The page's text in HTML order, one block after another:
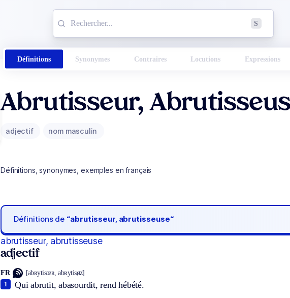
S
Définitions Synonymes Contraires Locutions Expressions
Abrutisseur,
adjectif nom masculin
Définitions, synonymes, exemples en français
Définitions de “abrutisseur, abrutisseuse“
abrutisseur, abrutisseuse
adjectif
FR [abʀytisœʀ, abʀytisøz]
Qui abrutit, abasourdit, rend hébété.
1